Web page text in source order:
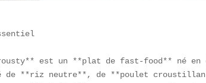
est un **plat de fast-food** né en
de **riz neutre**, de **poulet